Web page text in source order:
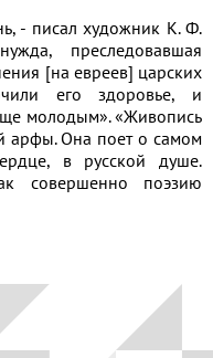
- писал художник К. Ф.
преследовавшая
[на евреев] царских
его здоровье, и
молодым». «Живопись
арфы. Она поет о самом
в русской душе.
совершенно поэзию